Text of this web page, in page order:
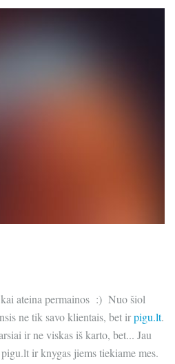
ateina permainos :) Nuo šiol
ne tik savo klientais, bet irpigu.lt.
ir ne viskas iš karto, bet... Jau
ir knygas jiems tiekiame mes.